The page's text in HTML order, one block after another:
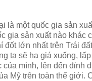
là một quốc gia sản
gia sản xuất nào khác
đốt lớn nhất trên Trái
ta sẽ hạ giá xuống,
mình, lên đến đỉnh
Mỹ trên toàn thế giới.